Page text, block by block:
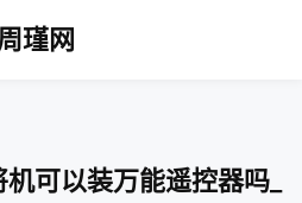
周瑾网
可以装万能遥控器吗_